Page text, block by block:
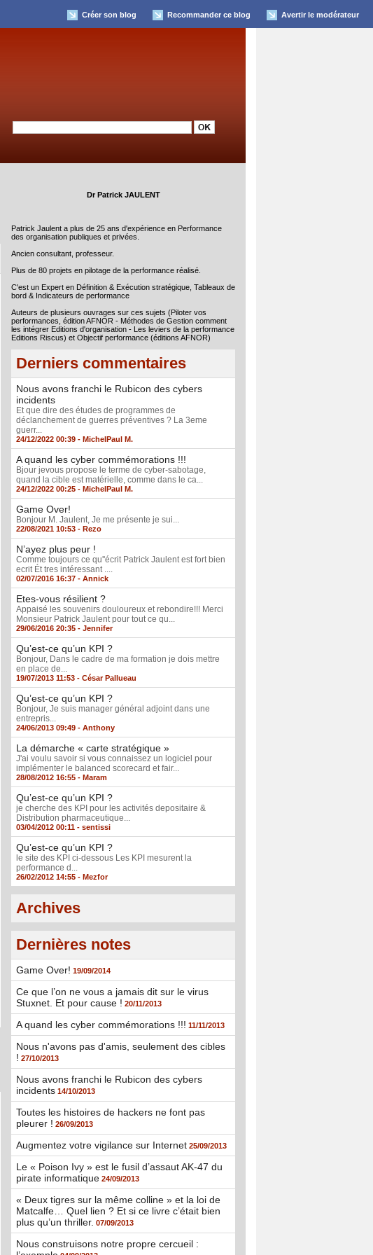
Créer son blog Recommander ce blog Avertir le modérateur
Dr Patrick JAULENT
Patrick Jaulent a plus de 25 ans d'expérience en Performance
des organisation publiques et privées.
Ancien consultant, professeur.
Plus de 80 projets en pilotage de la performance réalisé.
C'est un Expert en Définition & Exécution stratégique, Tableaux de
bord & Indicateurs de performance
Auteurs de plusieurs ouvrages sur ces sujets (Piloter vos
performances, édition AFNOR - Méthodes de Gestion comment
les intégrer Editions d'organisation - Les leviers de la performance
Editions Riscus) et Objectif performance (éditions AFNOR)
Derniers commentaires
Nous avons franchi le Rubicon des cybers
incidents
Et que dire des études de programmes de
déclanchement de guerres préventives ? La 3eme
guerr...
24/12/2022 00:39 - MichelPaul M.
A quand les cyber commémorations !!!
Bjour jevous propose le terme de cyber-sabotage,
quand la cible est matérielle, comme dans le ca...
24/12/2022 00:25 - MichelPaul M.
Game Over!
Bonjour M. Jaulent, Je me présente je sui...
22/08/2021 10:53 - Rezo
N’ayez plus peur !
Comme toujours ce qu''écrit Patrick Jaulent est fort bien
ecrit Ét tres intéressant ....
02/07/2016 16:37 - Annick
Etes-vous résilient ?
Appaisé les souvenirs douloureux et rebondire!!! Merci
Monsieur Patrick Jaulent pour tout ce qu...
29/06/2016 20:35 - Jennifer
Qu’est-ce qu’un KPI ?
Bonjour, Dans le cadre de ma formation je dois mettre
en place de...
19/07/2013 11:53 - César Pallueau
Qu’est-ce qu’un KPI ?
Bonjour, Je suis manager général adjoint dans une
entrepris...
24/06/2013 09:49 - Anthony
La démarche « carte stratégique »
J'ai voulu savoir si vous connaissez un logiciel pour
implémenter le balanced scorecard et fair...
28/08/2012 16:55 - Maram
Qu’est-ce qu’un KPI ?
je cherche des KPI pour les activités depositaire &
Distribution pharmaceutique...
03/04/2012 00:11 - sentissi
Qu’est-ce qu’un KPI ?
le site des KPI ci-dessous Les KPI mesurent la
performance d...
26/02/2012 14:55 - Mezfor
Archives
Dernières notes
Game Over! 19/09/2014
Ce que l’on ne vous a jamais dit sur le virus
Stuxnet. Et pour cause ! 20/11/2013
A quand les cyber commémorations !!! 11/11/2013
Nous n'avons pas d'amis, seulement des cibles
! 27/10/2013
Nous avons franchi le Rubicon des cybers
incidents 14/10/2013
Toutes les histoires de hackers ne font pas
pleurer ! 26/09/2013
Augmentez votre vigilance sur Internet 25/09/2013
Le « Poison Ivy » est le fusil d’assaut AK-47 du
pirate informatique 24/09/2013
« Deux tigres sur la même colline » et la loi de
Matcalfe… Quel lien ? Et si ce livre c’était bien
plus qu’un thriller. 07/09/2013
Nous construisons notre propre cercueil :